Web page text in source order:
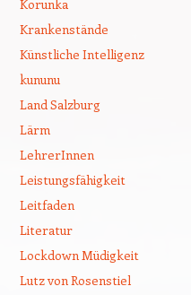
Korunka
Krankenstände
Künstliche Intelligenz
kununu
Land Salzburg
Lärm
LehrerInnen
Leistungsfähigkeit
Leitfaden
Literatur
Lockdown Müdigkeit
Lutz von Rosenstiel